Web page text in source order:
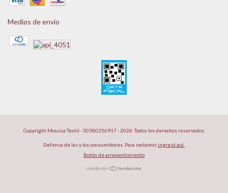
Medios de envío
Copyright Moussa Textil - 30580256917 - 2026. Todos los derechos reservados.
Defensa de las y los consumidores. Para reclamosingresá acá.
Botón de arrepentimiento